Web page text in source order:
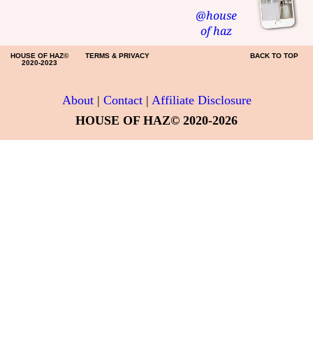
@house
of haz
HOUSE OF HAZ©
2020-2023
TERMS & PRIVACY BACK TO TOP
About| Contact| Affiliate Disclosure
HOUSE OF HAZ© 2020-2026